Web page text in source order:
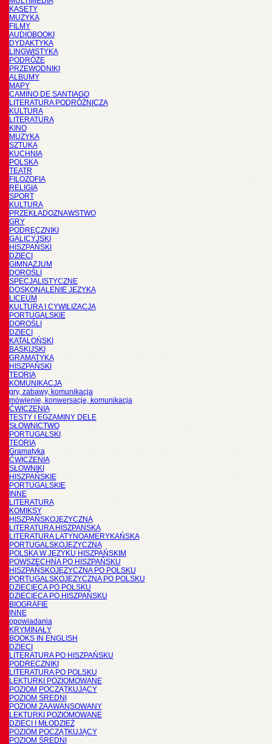
KASETY
MUZYKA
FILMY
AUDIOBOOKI
DYDAKTYKA
LINGWISTYKA
PODRÓŻE
PRZEWODNIKI
ALBUMY
MAPY
CAMINO DE SANTIAGO
LITERATURA PODRÓŻNICZA
KULTURA
LITERATURA
KINO
MUZYKA
SZTUKA
KUCHNIA
POLSKA
TEATR
FILOZOFIA
RELIGIA
SPORT
KULTURA
PRZEKŁADOZNAWSTWO
GRY
PODRĘCZNIKI
GALICYJSKI
HISZPAŃSKI
DZIECI
GIMNAZJUM
DOROŚLI
SPECJALISTYCZNE
DOSKONALENIE JĘZYKA
LICEUM
KULTURA I CYWILIZACJA
PORTUGALSKIE
DOROŚLI
DZIECI
KATALOŃSKI
BASKIJSKI
GRAMATYKA
HISZPAŃSKI
TEORIA
KOMUNIKACJA
gry, zabawy, komunikacja
mówienie, konwersacje, komunikacja
ĆWICZENIA
TESTY I EGZAMINY DELE
SŁOWNICTWO
PORTUGALSKI
TEORIA
Gramatyka
ĆWICZENIA
SŁOWNIKI
HISZPAŃSKIE
PORTUGALSKIE
INNE
LITERATURA
KOMIKSY
HISZPAŃSKOJĘZYCZNA
LITERATURA HISZPANSKA
LITERATURA LATYNOAMERYKAŃSKA
PORTUGALSKOJĘZYCZNA
POLSKA W JĘZYKU HISZPAŃSKIM
POWSZECHNA PO HISZPAŃSKU
HISZPAŃSKOJĘZYCZNA PO POLSKU
PORTUGALSKOJĘZYCZNA PO POLSKU
DZIECIĘCA PO POLSKU
DZIECIĘCA PO HISZPAŃSKU
BIOGRAFIE
INNE
opowiadania
KRYMINAŁY
BOOKS IN ENGLISH
DZIECI
LITERATURA PO HISZPAŃSKU
PODRĘCZNIKI
LITERATURA PO POLSKU
LEKTURKI POZIOMOWANE
POZIOM POCZĄTKUJĄCY
POZIOM ŚREDNI
POZIOM ZAAWANSOWANY
LEKTURKI POZIOMOWANE
DZIECI I MŁODZIEŻ
POZIOM POCZĄTKUJĄCY
POZIOM ŚREDNI